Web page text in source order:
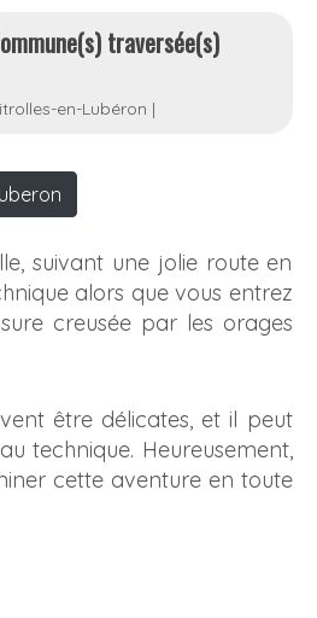
traversée(s)
en-Lubéron |
suivant une jolie route en
alors que vous entrez
creusée par les orages
être délicates, et il peut
technique. Heureusement,
cette aventure en toute